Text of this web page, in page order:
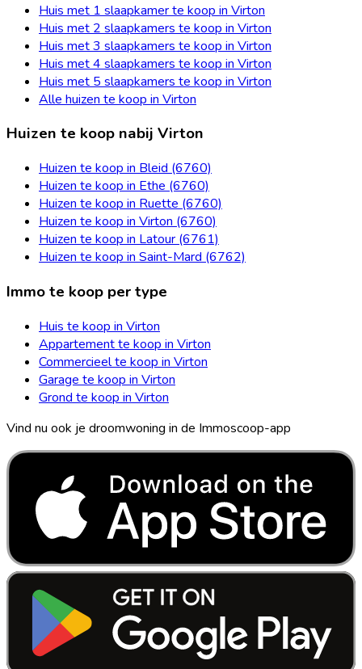
Huis met 1 slaapkamer te koop in Virton
Huis met 2 slaapkamers te koop in Virton
Huis met 3 slaapkamers te koop in Virton
Huis met 4 slaapkamers te koop in Virton
Huis met 5 slaapkamers te koop in Virton
Alle huizen te koop in Virton
Huizen te koop nabij Virton
Huizen te koop in Bleid (6760)
Huizen te koop in Ethe (6760)
Huizen te koop in Ruette (6760)
Huizen te koop in Virton (6760)
Huizen te koop in Latour (6761)
Huizen te koop in Saint-Mard (6762)
Immo te koop per type
Huis te koop in Virton
Appartement te koop in Virton
Commercieel te koop in Virton
Garage te koop in Virton
Grond te koop in Virton
Vind nu ook je droomwoning in de Immoscoop-app